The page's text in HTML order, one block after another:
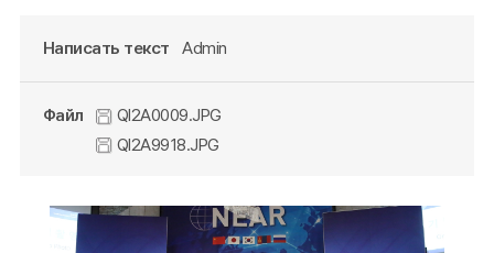
Написать текст Admin
Файл
QI2A0009.JPG
QI2A9918.JPG